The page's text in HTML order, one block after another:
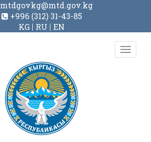
mtdgovkg@mtd.gov.kg
+996 (312) 31-43-85
KG
RU EN
Toggle